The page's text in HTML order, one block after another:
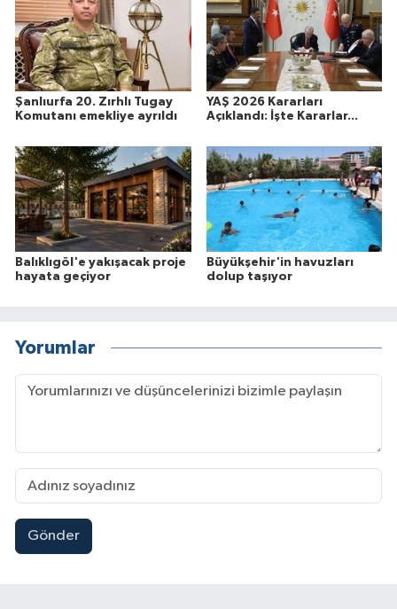
Şanlıurfa 20. Zırhlı Tugay
Komutanı emekliye ayrıldı
YAŞ 2026 Kararları
Açıklandı: İşte Kararlar...
Balıklıgöl'e yakışacak proje
hayata geçiyor
Büyükşehir'in havuzları
dolup taşıyor
Yorumlar
Gönder